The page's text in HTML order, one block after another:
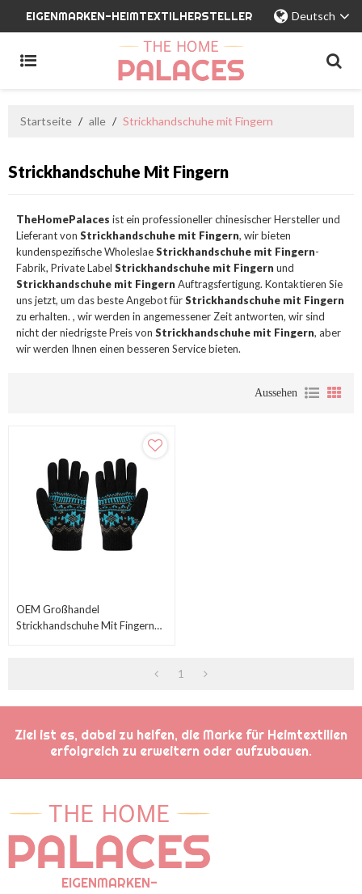
EIGENMARKEN-HEIMTEXTILHERSTELLER Deutsch
Startseite / alle / Strickhandschuhe mit Fingern
Strickhandschuhe Mit Fingern
TheHomePalaces ist ein professioneller chinesischer Hersteller und
Lieferant von Strickhandschuhe mit Fingern, wir bieten
kundenspezifische WholeslaeStrickhandschuhe mit Fingern-
Fabrik, Private Label Strickhandschuhe mit Fingern und
Strickhandschuhe mit Fingern Auftragsfertigung. Kontaktieren Sie
uns jetzt, um das beste Angebot fürStrickhandschuhe mit Fingern
zu erhalten. , wir werden in angemessener Zeit antworten, wir sind
nicht der niedrigste Preis von Strickhandschuhe mit Fingern, aber
wir werden Ihnen einen besseren Service bieten.
Aussehen
OEM Großhandel
Strickhandschuhe Mit Fingern
1
Ziel ist es, dabei zu helfen, die Marke für Heimtextilien
erfolgreich zu erweitern oder aufzubauen.
EIGENMARKEN-